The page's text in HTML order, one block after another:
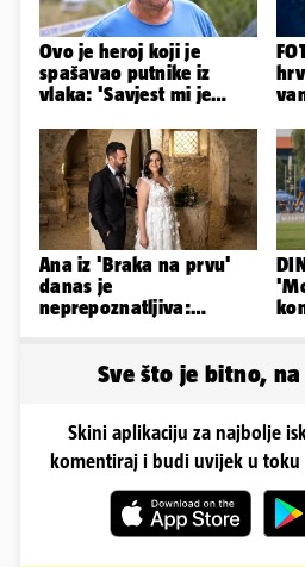
Ovo je heroj koji je
spašavao putnike iz
vlaka: 'Savjest mi je
napravim...'
Ana iz 'Braka na prvu'
danas je
neprepoznatljiva:
Sve što je bitno,
Skini aplikaciju za najbolje
komentiraj i budi uvijek u toku